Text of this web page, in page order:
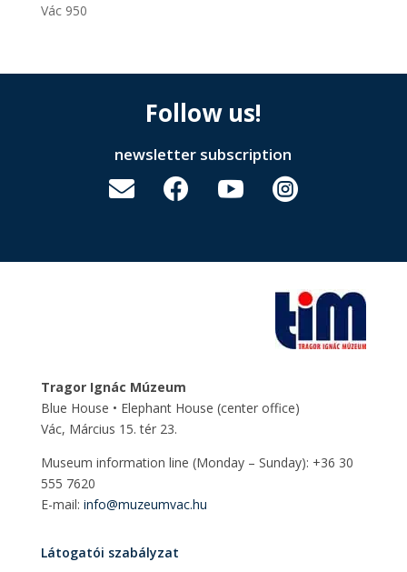
Vác 950
Follow us!
newsletter subscription
   
Tragor Ignác Múzeum
Blue House • Elephant House (center office)
Vác, Március 15. tér 23.
Museum information line (Monday – Sunday): +36 30
555 7620
E-mail: info@muzeumvac.hu
Látogatói szabályzat